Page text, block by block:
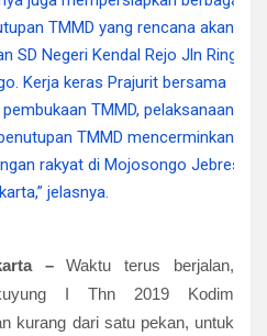
–
Waktu terus berjalan,
I Thn 2019 Kodim
kurang dari satu pekan, untuk